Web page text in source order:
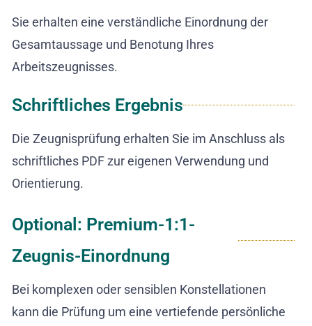
Sie erhalten eine verständliche Einordnung der
Gesamtaussage und Benotung Ihres
Arbeitszeugnisses.
Schriftliches Ergebnis
Die Zeugnisprüfung erhalten Sie im Anschluss als
schriftliches PDF zur eigenen Verwendung und
Orientierung.
Optional: Premium-1:1-
Zeugnis-Einordnung
Bei komplexen oder sensiblen Konstellationen
kann die Prüfung um eine vertiefende persönliche